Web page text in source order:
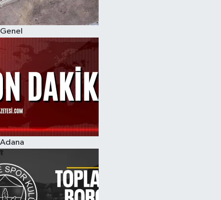
Genel
Adana